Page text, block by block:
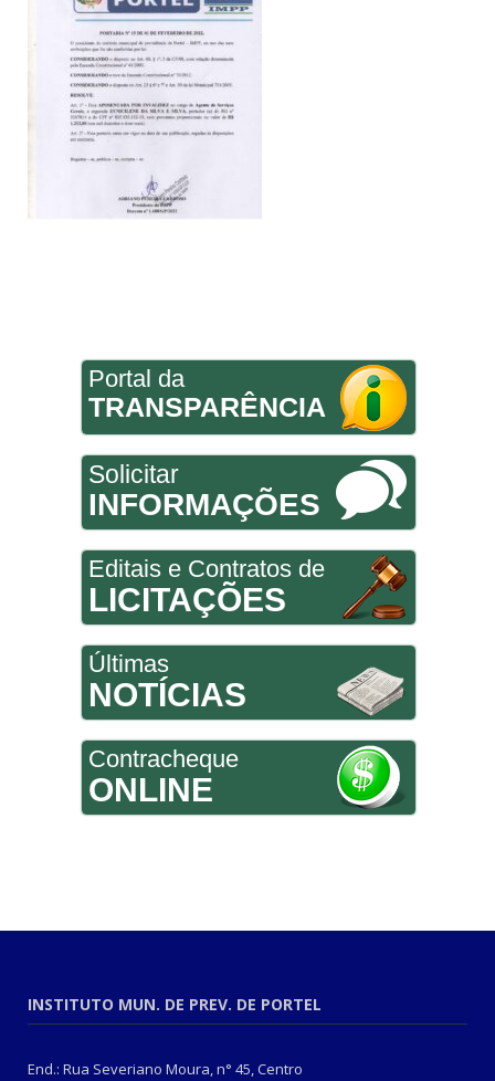
Portal da
TRANSPARÊNCIA
Solicitar
INFORMAÇÕES
Editais e Contratos de
LICITAÇÕES
Últimas
NOTÍCIAS
Contracheque
ONLINE
INSTITUTO MUN. DE PREV. DE PORTEL
End.: Rua Severiano Moura, n° 45, Centro